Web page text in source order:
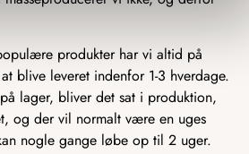
produkter har vi altid på
blive leveret indenfor 1-3 hverdage.
lager, bliver det sat i produktion,
og der vil normalt være en uges
nogle gange løbe op til 2 uger.